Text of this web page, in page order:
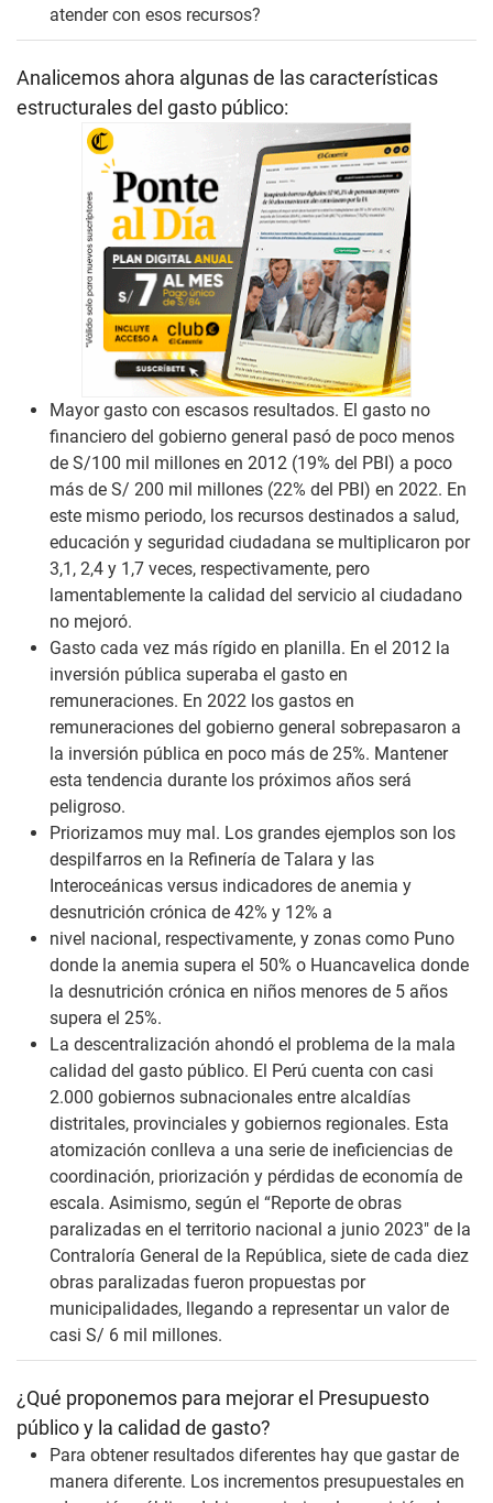
atender con esos recursos?
Analicemos ahora algunas de las características
estructurales del gasto público:
Mayor gasto con escasos resultados. El gasto no
financiero del gobierno general pasó de poco menos
de S/100 mil millones en 2012 (19% del PBI) a poco
más de S/ 200 mil millones (22% del PBI) en 2022. En
este mismo periodo, los recursos destinados a salud,
educación y seguridad ciudadana se multiplicaron por
3,1, 2,4 y 1,7 veces, respectivamente, pero
lamentablemente la calidad del servicio al ciudadano
no mejoró.
Gasto cada vez más rígido en planilla. En el 2012 la
inversión pública superaba el gasto en
remuneraciones. En 2022 los gastos en
remuneraciones del gobierno general sobrepasaron a
la inversión pública en poco más de 25%. Mantener
esta tendencia durante los próximos años será
peligroso.
Priorizamos muy mal. Los grandes ejemplos son los
despilfarros en la Refinería de Talara y las
Interoceánicas versus indicadores de anemia y
desnutrición crónica de 42% y 12% a
nivel nacional, respectivamente, y zonas como Puno
donde la anemia supera el 50% o Huancavelica donde
la desnutrición crónica en niños menores de 5 años
supera el 25%.
La descentralización ahondó el problema de la mala
calidad del gasto público. El Perú cuenta con casi
2.000 gobiernos subnacionales entre alcaldías
distritales, provinciales y gobiernos regionales. Esta
atomización conlleva a una serie de ineficiencias de
coordinación, priorización y pérdidas de economía de
escala. Asimismo, según el “Reporte de obras
paralizadas en el territorio nacional a junio 2023″ de la
Contraloría General de la República, siete de cada diez
obras paralizadas fueron propuestas por
municipalidades, llegando a representar un valor de
casi S/ 6 mil millones.
¿Qué proponemos para mejorar el Presupuesto
público y la calidad de gasto?
Para obtener resultados diferentes hay que gastar de
manera diferente. Los incrementos presupuestales en